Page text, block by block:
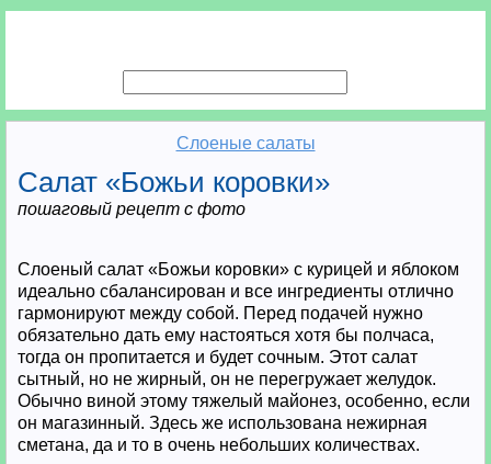
Слоеные салаты
Салат «Божьи коровки»
пошаговый рецепт с фото
Слоеный салат «Божьи коровки» с курицей и яблоком
идеально сбалансирован и все ингредиенты отлично
гармонируют между собой. Перед подачей нужно
обязательно дать ему настояться хотя бы полчаса,
тогда он пропитается и будет сочным. Этот салат
сытный, но не жирный, он не перегружает желудок.
Обычно виной этому тяжелый майонез, особенно, если
он магазинный. Здесь же использована нежирная
сметана, да и то в очень небольших количествах.